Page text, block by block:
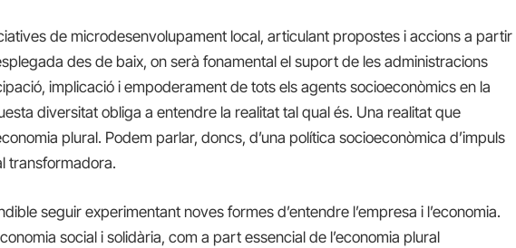
de microdesenvolupament local, articulant propostes i accions a partir
des de baix, on serà fonamental el suport de les administracions
implicació i empoderament de tots els agents socioeconòmics en la
diversitat obliga a entendre la realitat tal qual és. Una realitat que
plural. Podem parlar, doncs, d’una política socioeconòmica d’impuls
transformadora.
seguir experimentant noves formes d’entendre l’empresa i l’economia.
social i solidària, com a part essencial de l’economia plural